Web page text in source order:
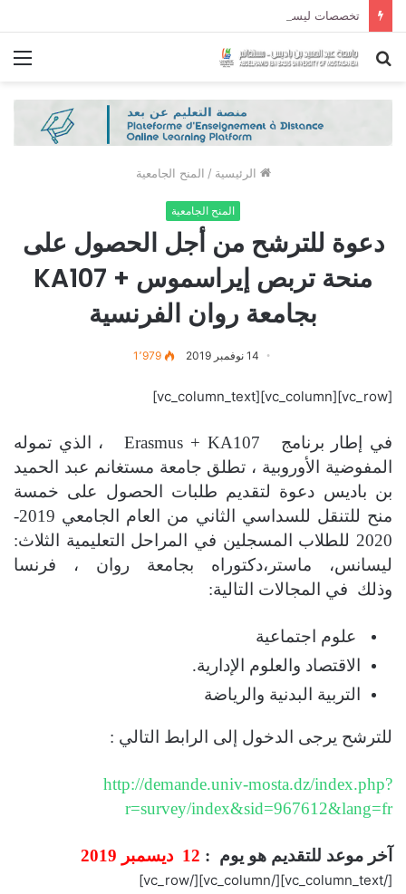
بحث
الرئيسية / المنح الجامعية
المنح الجامعية
دعوة للترشح من أجل الحصول على
منحة تربص إيراسموس + KA107
بجامعة روان الفرنسية
14 نوفمبر 2019 1٬979
[vc_row][vc_column][vc_column_text]
في إطار برنامج Erasmus + KA107
، الذي تموله
المفوضية الأوروبية ، تطلق جامعة مستغانم عبد الحميد
بن باديس دعوة لتقديم طلبات الحصول على خمسة
منح للتنقل للسداسي الثاني من العام الجامعي 2019-
2020 للطلاب المسجلين في المراحل التعليمية الثلاث:
ليسانس، ماستر،دكتوراه بجامعة روان ، فرنسا
وذلك في المجالات التالية:
علوم اجتماعية
الاقتصاد والعلوم الإدارية.
التربية البدنية والرياضة
للترشح يرجى الدخول إلى الرابط التالي :
http://demande.univ-mosta.dz/index.php?
r=survey/index&sid=967612&lang=fr
آخر موعد للتقديم هو يوم : 12 ديسمبر 2019
[/vc_column_text][/vc_column][/vc_row]